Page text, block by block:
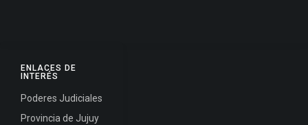
ENLACES DE
INTERÉS
Poderes Judiciales
Provincia de Jujuy